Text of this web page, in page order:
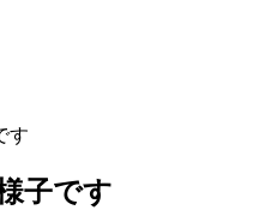
す
子です